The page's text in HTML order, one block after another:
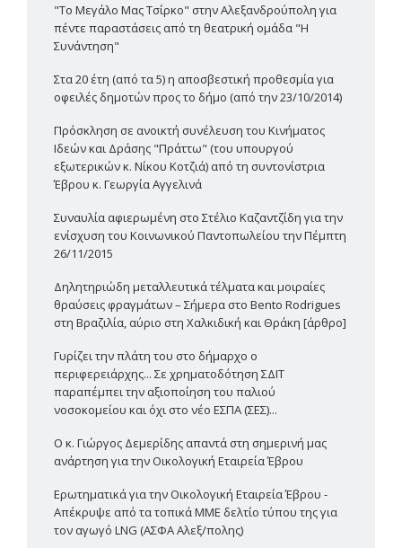
"Το Μεγάλο Μας Τσίρκο" στην Αλεξανδρούπολη για
πέντε παραστάσεις από τη θεατρική ομάδα "Η
Συνάντηση"
Στα 20 έτη (από τα 5) η αποσβεστική προθεσμία για
οφειλές δημοτών προς το δήμο (από την 23/10/2014)
Πρόσκληση σε ανοικτή συνέλευση του Κινήματος
Ιδεών και Δράσης "Πράττω" (του υπουργού
εξωτερικών κ. Νίκου Κοτζιά) από τη συντονίστρια
Έβρου κ. Γεωργία Αγγελινά
Συναυλία αφιερωμένη στο Στέλιο Καζαντζίδη για την
ενίσχυση του Κοινωνικού Παντοπωλείου την Πέμπτη
26/11/2015
Δηλητηριώδη μεταλλευτικά τέλματα και μοιραίες
θραύσεις φραγμάτων – Σήμερα στο Bento Rodrigues
στη Βραζιλία, αύριο στη Χαλκιδική και Θράκη [άρθρο]
Γυρίζει την πλάτη του στο δήμαρχο ο
περιφερειάρχης... Σε χρηματοδότηση ΣΔΙΤ
παραπέμπει την αξιοποίηση του παλιού
νοσοκομείου και όχι στο νέο ΕΣΠΑ (ΣΕΣ)...
Ο κ. Γιώργος Δεμερίδης απαντά στη σημερινή μας
ανάρτηση για την Οικολογική Εταιρεία Έβρου
Ερωτηματικά για την Οικολογική Εταιρεία Έβρου -
Απέκρυψε από τα τοπικά ΜΜΕ δελτίο τύπου της για
τον αγωγό LNG (ΑΣΦΑ Αλεξ/πολης)